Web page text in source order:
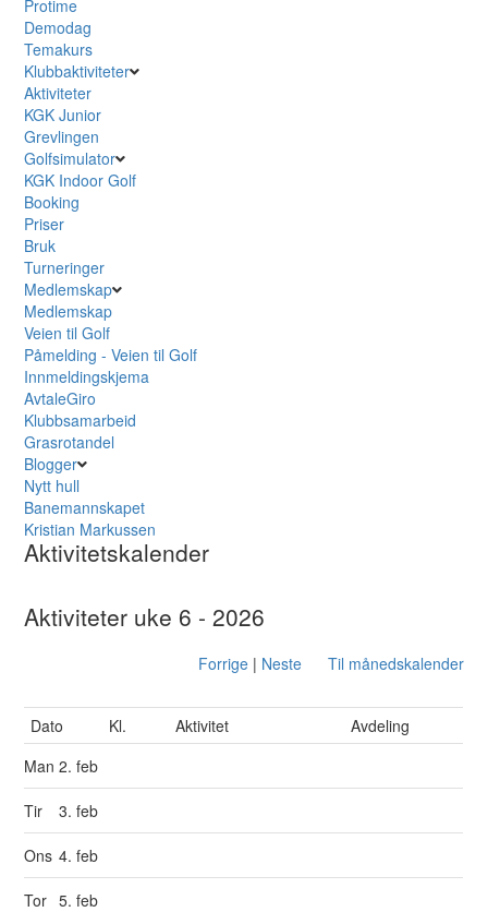
Protime
Demodag
Temakurs
Klubbaktiviteter
Aktiviteter
KGK Junior
Grevlingen
Golfsimulator
KGK Indoor Golf
Booking
Priser
Bruk
Turneringer
Medlemskap
Medlemskap
Veien til Golf
Påmelding - Veien til Golf
Innmeldingskjema
AvtaleGiro
Klubbsamarbeid
Grasrotandel
Blogger
Nytt hull
Banemannskapet
Kristian Markussen
Aktivitetskalender
Aktiviteter uke 6 - 2026
Forrige| Neste Til månedskalender
Dato Kl. Aktivitet
Avdeling
Man2. feb
Tir 3. feb
Ons 4. feb
Tor 5. feb